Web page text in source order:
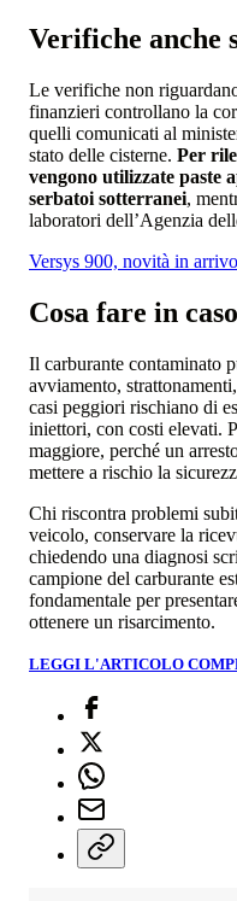
Verifiche anche
Le verifiche non
finanzieri controllano la
quelli comunicati al
stato delle cisterne. Per
vengono utilizzate paste
serbatoi sotterranei,
laboratori dell’Agenzia
Versys 900, novità in
Cosa fare in
Il carburante contaminato
avviamento,
casi peggiori rischiano di
iniettori, con costi elevati.
maggiore, perché un
mettere a rischio la
Chi riscontra problemi
veicolo, conservare la
chiedendo una diagnosi
campione del carburante
fondamentale per
ottenere un risarcimento.
LEGGI L'ARTICOLO